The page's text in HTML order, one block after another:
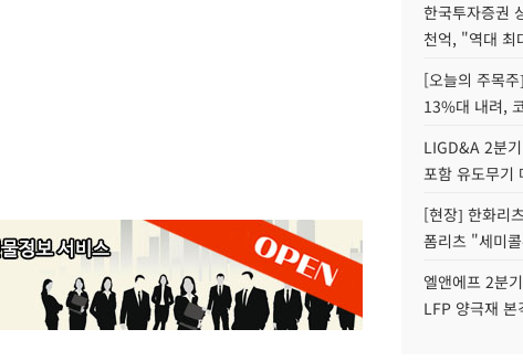
한국투자증권
천억, "역대 최
[오늘의 주목
13%대 내려,
LIGD&A 2분
포함 유도무기
[현장] 한화리
폼리츠 "세미
엘앤에프 2분
LFP 양극재 본